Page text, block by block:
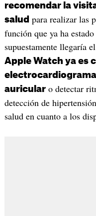
recomendar la
salud para realizar las
función que ya ha
supuestamente llegaría
Apple Watch ya es
auricularo detectar
detección de
salud en cuanto a los